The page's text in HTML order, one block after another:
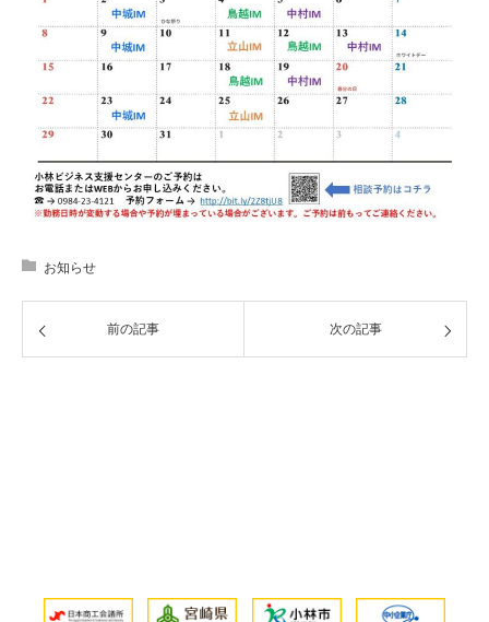
お知らせ
前の記事 次の記事